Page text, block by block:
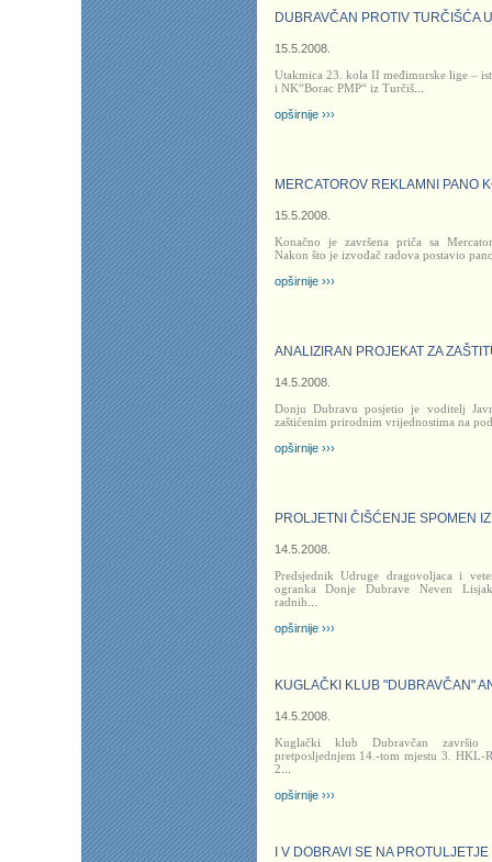
DUBRAVČAN PROTIV TURČIŠĆA
15.5.2008.
Utakmica 23. kola II međimurske lige –
i NK“Borac PMP“ iz Turčiš...
opširnije ›››
MERCATOROV REKLAMNI PANO
15.5.2008.
Konačno je završena priča sa
Nakon što je izvođač radova postavio
opširnije ›››
ANALIZIRAN PROJEKAT ZA
14.5.2008.
Donju Dubravu posjetio je voditelj
zaštićenim prirodnim vrijednostima na
opširnije ›››
PROLJETNI ČIŠĆENJE SPOMEN
14.5.2008.
Predsjednik Udruge dragovoljaca i
ogranka Donje Dubrave Neven
radnih
opširnije ›››
KUGLAČKI KLUB "DUBRAVČAN"
14.5.2008.
Kuglački klub Dubravčan
pretposljednjem 14.-tom mjestu 3. HKL-
2
opširnije ›››
I V DOBRAVI SE NA